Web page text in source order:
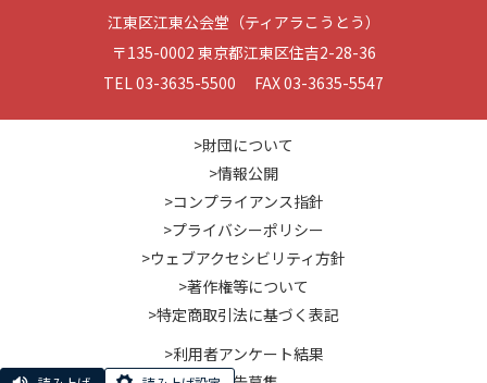
江東区江東公会堂（ティアラこうとう）
〒135-0002 東京都江東区住吉2-28-36
TEL 03-3635-5500 FAX 03-3635-5547
>財団について
>情報公開
>コンプライアンス指針
>プライバシーポリシー
>ウェブアクセシビリティ方針
>著作権等について
>特定商取引法に基づく表記
>利用者アンケート結果